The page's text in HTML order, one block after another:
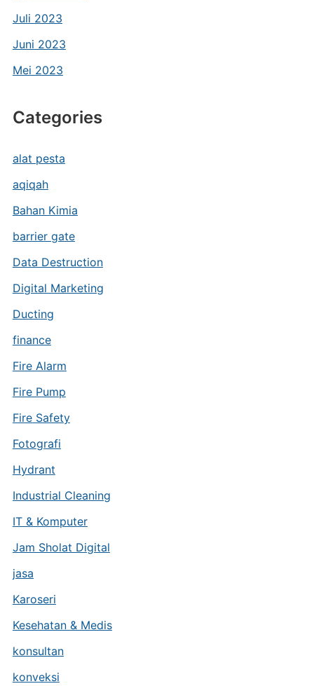
Juli 2023
Juni 2023
Mei 2023
Categories
alat pesta
aqiqah
Bahan Kimia
barrier gate
Data Destruction
Digital Marketing
Ducting
finance
Fire Alarm
Fire Pump
Fire Safety
Fotografi
Hydrant
Industrial Cleaning
IT & Komputer
Jam Sholat Digital
jasa
Karoseri
Kesehatan & Medis
konsultan
konveksi